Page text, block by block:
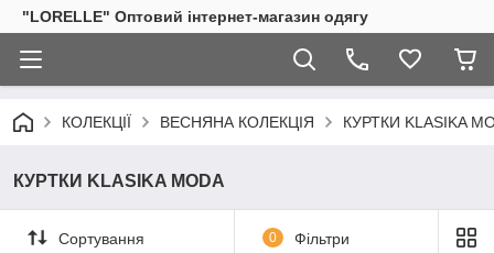
"LORELLE" Оптовий інтернет-магазин одягу
КОЛЕКЦІЇ ВЕСНЯНА КОЛЕКЦІЯ КУРТКИ KLASIKA
КУРТКИ KLASIKA MODA
Сортування 0 Фільтри